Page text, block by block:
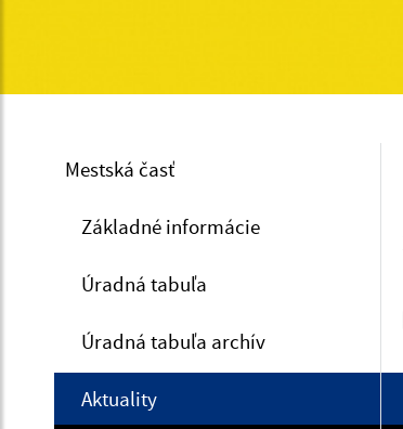
Mestská časť
Základné informácie
Úradná tabuľa
Úradná tabuľa archív
Aktuality